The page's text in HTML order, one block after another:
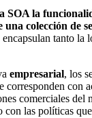
SOA la
una colección de
tanto la
empresarial, los
corresponden con
comerciales del
con las políticas